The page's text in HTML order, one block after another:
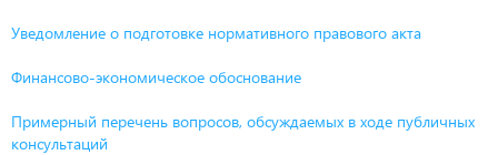
Уведомление о подготовке нормативного правового акта
Финансово-экономическое обоснование
Примерный перечень вопросов, обсуждаемых в ходе публичных
консультаций